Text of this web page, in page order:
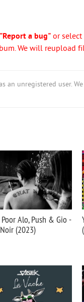
"Report a bug" or
We will reupload
an unregistered user.
Alo, Push & Gio -
(2023)